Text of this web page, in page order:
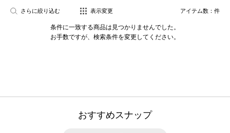
さらに絞り込む 表示変更 アイテム数： 件
条件に一致する商品は見つかりませんでした。
お手数ですが、検索条件を変更してください。
おすすめスナップ